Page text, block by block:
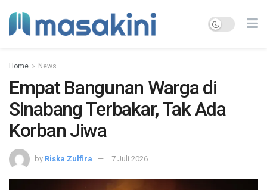
Home News
Empat Bangunan Warga di
Sinabang Terbakar, Tak Ada
Korban Jiwa
by Riska Zulfira 7 Juli 2026